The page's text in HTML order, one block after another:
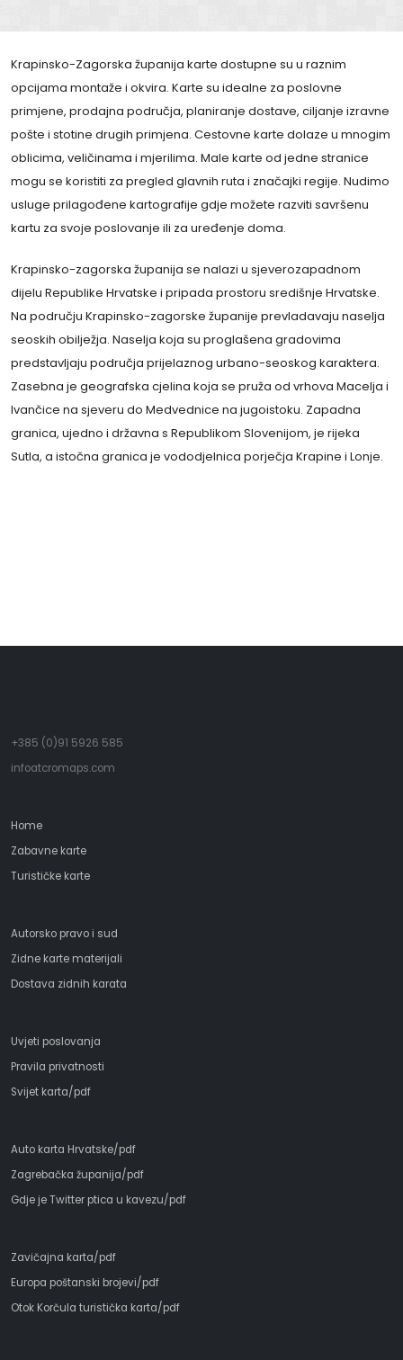
Krapinsko-Zagorska županija karte dostupne su u raznim
opcijama montaže i okvira. Karte su idealne za poslovne
primjene, prodajna područja, planiranje dostave, ciljanje izravne
pošte i stotine drugih primjena. Cestovne karte dolaze u mnogim
oblicima, veličinama i mjerilima. Male karte od jedne stranice
mogu se koristiti za pregled glavnih ruta i značajki regije. Nudimo
usluge prilagođene kartografije gdje možete razviti savršenu
kartu za svoje poslovanje ili za uređenje doma.
Krapinsko-zagorska županija se nalazi u sjeverozapadnom
dijelu Republike Hrvatske i pripada prostoru središnje Hrvatske.
Na području Krapinsko-zagorske županije prevladavaju naselja
seoskih obilježja. Naselja koja su proglašena gradovima
predstavljaju područja prijelaznog urbano-seoskog karaktera.
Zasebna je geografska cjelina koja se pruža od vrhova Macelja i
Ivančice na sjeveru do Medvednice na jugoistoku. Zapadna
granica, ujedno i državna s Republikom Slovenijom, je rijeka
Sutla, a istočna granica je vododjelnica porječja Krapine i Lonje.
+385 (0)91 5926 585
infoatcromaps.com
Home
Zabavne karte
Turističke karte
Autorsko pravo i sud
Zidne karte materijali
Dostava zidnih karata
Uvjeti poslovanja
Pravila privatnosti
Svijet karta/pdf
Auto karta Hrvatske/pdf
Zagrebačka županija/pdf
Gdje je Twitter ptica u kavezu/pdf
Zavičajna karta/pdf
Europa poštanski brojevi/pdf
Otok Korčula turistička karta/pdf